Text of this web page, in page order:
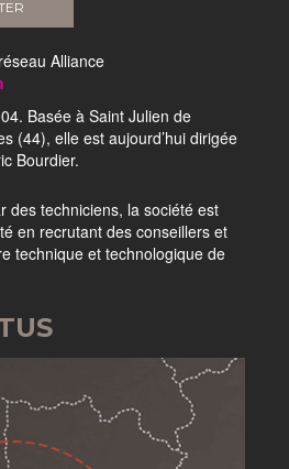
Alliance
Basée à Saint Julien de
(44), elle est aujourd’hui dirigée
Bourdier.
des techniciens, la société est
en recrutant des conseillers et
technique et technologique de